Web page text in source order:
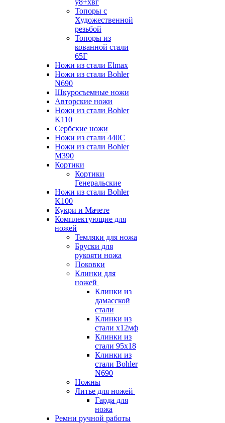
у8+хвг
Топоры с
Художественной
резьбой
Топоры из
кованной стали
65Г
Ножи из стали Elmax
Ножи из стали Bohler
N690
Шкуросъемные ножи
Авторские ножи
Ножи из стали Bohler
K110
Сербские ножи
Ножи из стали 440С
Ножи из стали Bohler
M390
Кортики
Кортики
Генеральские
Ножи из стали Bohler
K100
Кукри и Мачете
Комплектующие для
ножей
Темляки для ножа
Бруски для
рукояти ножа
Поковки
Клинки для
ножей
Клинки из
дамасской
стали
Клинки из
стали х12мф
Клинки из
стали 95х18
Клинки из
стали Bohler
N690
Ножны
Литье для ножей
Гарда для
ножа
Ремни ручной работы